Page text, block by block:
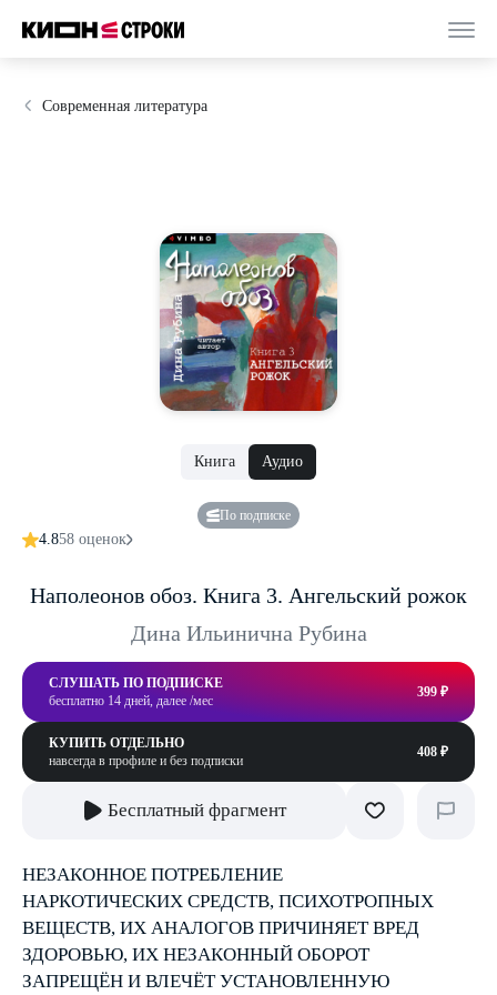
Современная литература
Книга Аудио
По подписке
4.858 оценок
Наполеонов обоз. Книга 3. Ангельский рожок
Дина Ильинична Рубина
СЛУШАТЬ ПО ПОДПИСКЕ
бесплатно 14 дней, далее /мес
399 ₽
КУПИТЬ ОТДЕЛЬНО
навсегда в профиле и без подписки
408 ₽
Бесплатный фрагмент
НЕЗАКОННОЕ ПОТРЕБЛЕНИЕ
НАРКОТИЧЕСКИХ СРЕДСТВ, ПСИХОТРОПНЫХ
ВЕЩЕСТВ, ИХ АНАЛОГОВ ПРИЧИНЯЕТ ВРЕД
ЗДОРОВЬЮ, ИХ НЕЗАКОННЫЙ ОБОРОТ
ЗАПРЕЩЁН И ВЛЕЧЁТ УСТАНОВЛЕННУЮ